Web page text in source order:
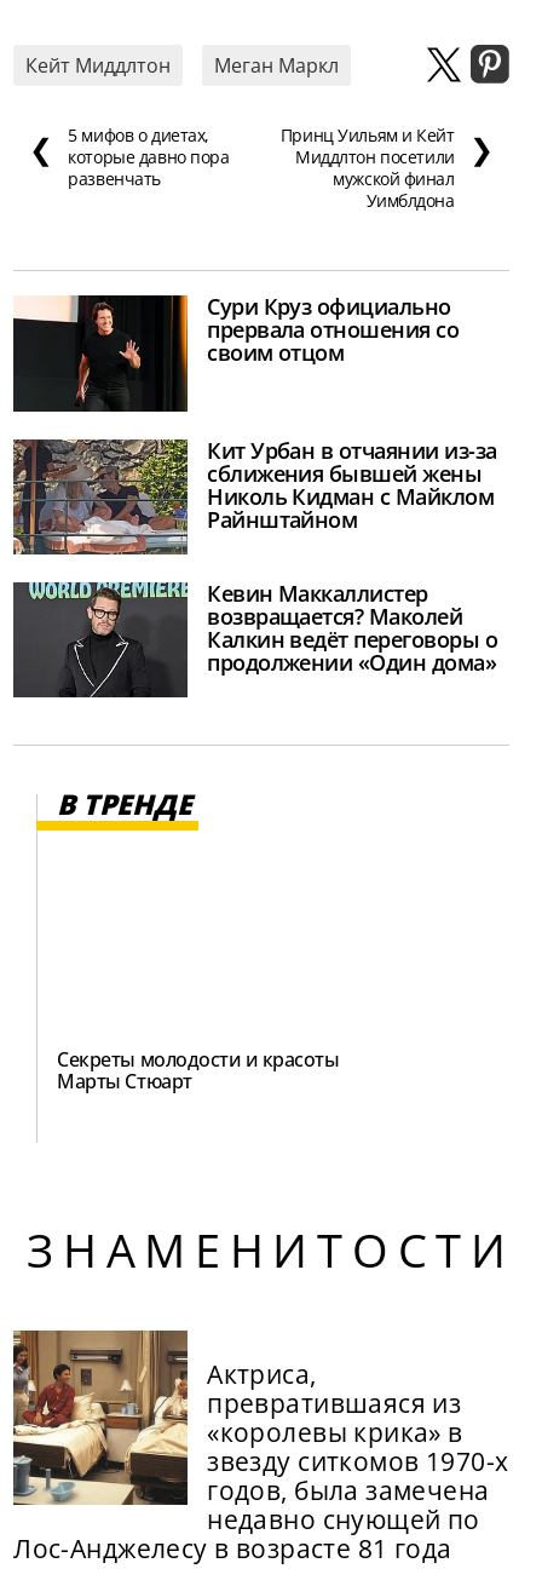
Кейт Миддлтон Меган Маркл
❮
5 мифов о диетах,
которые давно пора
развенчать
Принц Уильям и Кейт
Миддлтон посетили
мужской финал
Уимблдона
❯
Сури Круз официально
прервала отношения со
своим отцом
Кит Урбан в отчаянии из-за
сближения бывшей жены
Николь Кидман с Майклом
Райнштайном
Кевин Маккаллистер
возвращается? Маколей
Калкин ведёт переговоры о
продолжении «Один дома»
В ТРЕНДЕ
Секреты молодости и красоты
Марты Стюарт
ЗНАМЕНИТОСТИ
Актриса,
превратившаяся из
«королевы крика» в
звезду ситкомов 1970-х
годов, была замечена
недавно снующей по
Лос-Анджелесу в возрасте 81 года